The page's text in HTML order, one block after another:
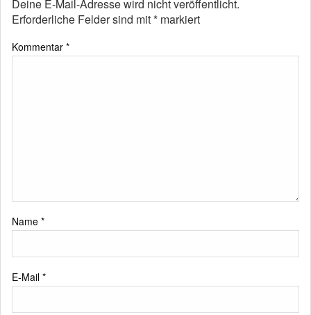
Deine E-Mail-Adresse wird nicht veröffentlicht.
Erforderliche Felder sind mit* markiert
Kommentar *
Name *
E-Mail *